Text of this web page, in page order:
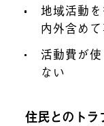
地域活動
内外含め
活動費が
ない
住民とのトラ